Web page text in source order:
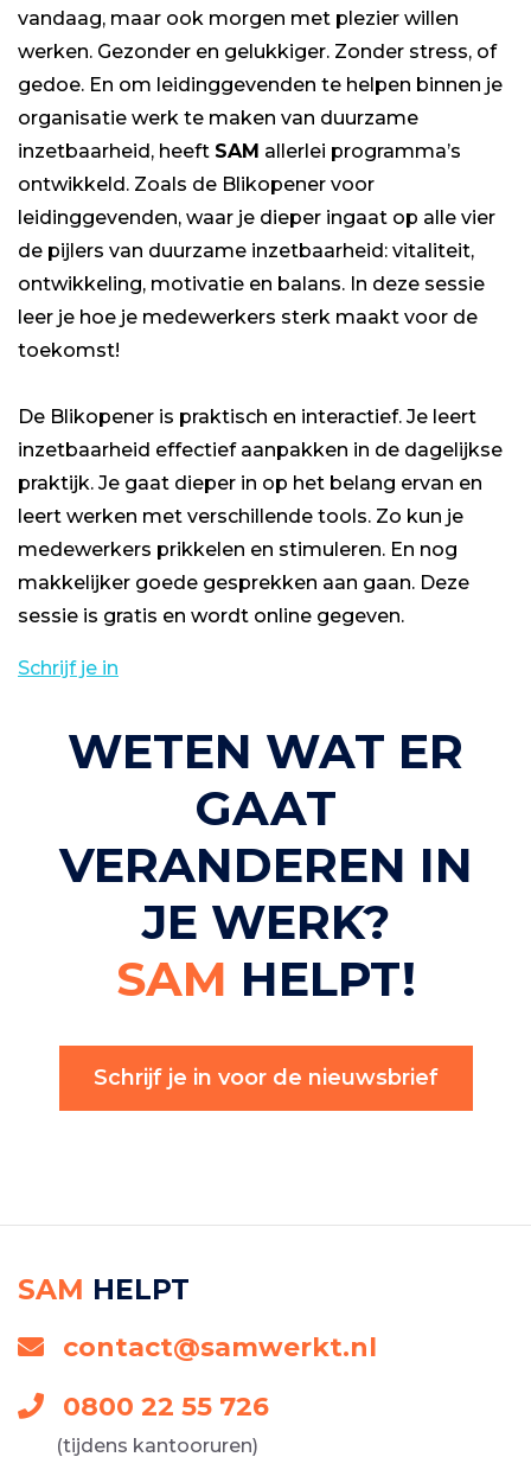
vandaag, maar ook morgen met plezier willen
werken. Gezonder en gelukkiger. Zonder stress, of
gedoe. En om leidinggevenden te helpen binnen je
organisatie werk te maken van duurzame
inzetbaarheid, heeft SAM allerlei programma’s
ontwikkeld. Zoals de Blikopener voor
leidinggevenden, waar je dieper ingaat op alle vier
de pijlers van duurzame inzetbaarheid: vitaliteit,
ontwikkeling, motivatie en balans. In deze sessie
leer je hoe je medewerkers sterk maakt voor de
toekomst!
De Blikopener is praktisch en interactief. Je leert
inzetbaarheid effectief aanpakken in de dagelijkse
praktijk. Je gaat dieper in op het belang ervan en
leert werken met verschillende tools. Zo kun je
medewerkers prikkelen en stimuleren. En nog
makkelijker goede gesprekken aan gaan. Deze
sessie is gratis en wordt online gegeven.
Schrijf je in
WETEN WAT ER
GAAT
VERANDEREN IN
JE WERK?
SAM HELPT!
Schrijf je in voor de nieuwsbrief
SAM HELPT
contact@samwerkt.nl
0800 22 55 726
(tijdens kantooruren)